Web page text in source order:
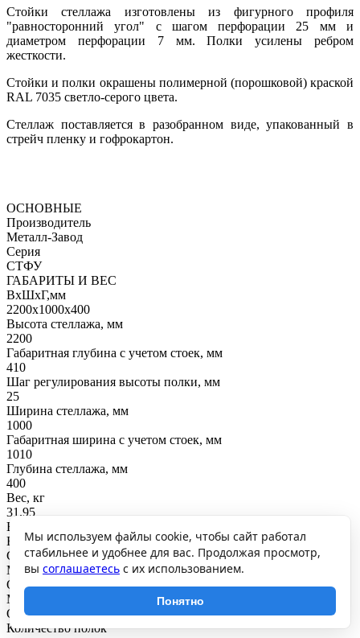
Стойки стеллажа изготовлены из фигурного профиля
"равносторонний угол" с шагом перфорации 25 мм и
диаметром перфорации 7 мм. Полки усилены ребром
жесткости.
Стойки и полки окрашены полимерной (порошковой) краской
RAL 7035 светло-серого цвета.
Стеллаж поставляется в разобранном виде, упакованный в
стрейч пленку и гофрокартон.
ОСНОВНЫЕ
Производитель
Металл-Завод
Серия
СТФУ
ГАБАРИТЫ И ВЕС
ВхШхГ,мм
2200x1000x400
Высота стеллажа, мм
2200
Габаритная глубина с учетом стоек, мм
410
Шаг регулирования высоты полки, мм
25
Ширина стеллажа, мм
1000
Габаритная ширина с учетом стоек, мм
1010
Глубина стеллажа, мм
400
Вес, кг
31.95
ВНУТРЕННЕЕ НАПОЛНЕНИЕ
Вид полки
Сплошная
Материал полки
Окрашенная сталь
Материал стоек
Окрашенная сталь
Количество полок
Мы используем файлы cookie, чтобы сайт работал
стабильнее и удобнее для вас. Продолжая просмотр,
вы соглашаетесь с их использованием.
Понятно